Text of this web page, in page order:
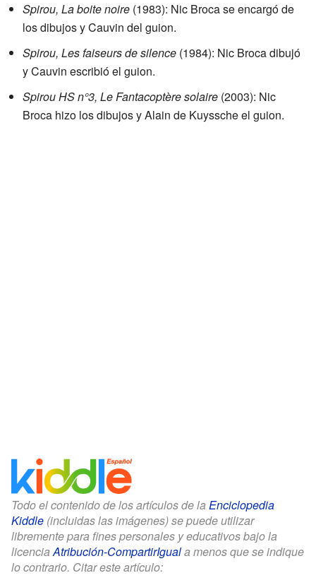
Spirou, La boite noire (1983): Nic Broca se encargó de
los dibujos y Cauvin del guion.
Spirou, Les faiseurs de silence (1984): Nic Broca dibujó
y Cauvin escribió el guion.
Spirou HS n°3, Le Fantacoptère solaire (2003): Nic
Broca hizo los dibujos y Alain de Kuyssche el guion.
Todo el contenido de los artículos de la Enciclopedia
Kiddle (incluidas las imágenes) se puede utilizar
libremente para fines personales y educativos bajo la
licenciaAtribución-CompartirIguala menos que se indique
lo contrario. Citar este artículo: